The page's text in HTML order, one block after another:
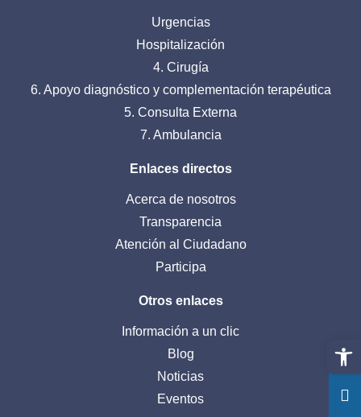
Abrir
Urgencias
Hospitalización
4. Cirugía
6. Apoyo diagnóstico y complementación terapéutica
5. Consulta Externa
7. Ambulancia
Enlaces directos
Acerca de nosotros
Transparencia
Atención al Ciudadano
Participa
Otros enlaces
Información a un clic
Blog
Noticias
Eventos